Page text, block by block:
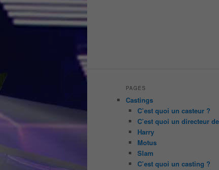
PAGES
Castings
C’est quoi un casteur ?
C’est quoi un directeur
Harry
Motus
Slam
C’est quoi un casting ?